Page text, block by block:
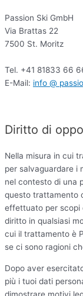
Passion Ski GmbH
Via Brattas 22
7500 St. Moritz
Tel. +41 81833 66
E-Mail: info @
Diritto di
Nella misura in cui
per salvaguardare i
nel contesto di una
questo trattamento
effettuato per scopi
diritto in qualsiasi
cui il trattamento è
se ci sono ragioni
Dopo aver
più i tuoi dati